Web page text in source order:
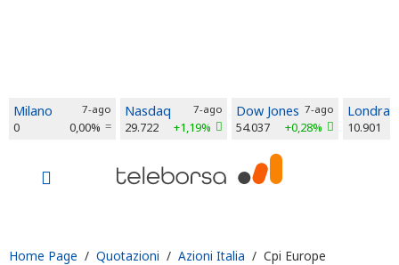
Milano 7-ago
0 0,00%
Nasdaq 7-ago
29.722 +1,19%
Dow Jones 7-ago
54.037 +0,28%
Londra
10.901
Home Page / Quotazioni / Azioni Italia / Cpi Europe